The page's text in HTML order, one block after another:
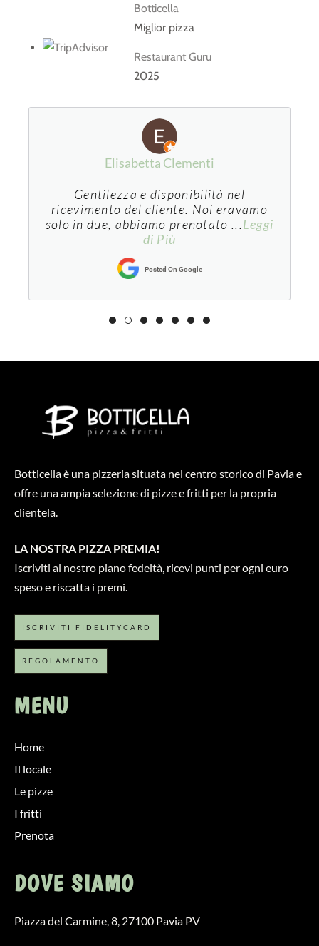
Botticella
Miglior pizza
Restaurant Guru
2025
Elisabetta Clementi
Gentilezza e disponibilità nel
ricevimento del cliente. Noi eravamo
solo in due, abbiamo prenotato ...Leggi
di Più
Posted On Google
Botticella è una pizzeria situata nel centro storico di Pavia e
offre una ampia selezione di pizze e fritti per la propria
clientela.
LA NOSTRA PIZZA PREMIA!
Iscriviti al nostro piano fedeltà, ricevi punti per ogni euro
speso e riscatta i premi.
ISCRIVITI FIDELITYCARD
REGOLAMENTO
MENU
Home
Il locale
Le pizze
I fritti
Prenota
DOVE SIAMO
Piazza del Carmine, 8, 27100 Pavia PV